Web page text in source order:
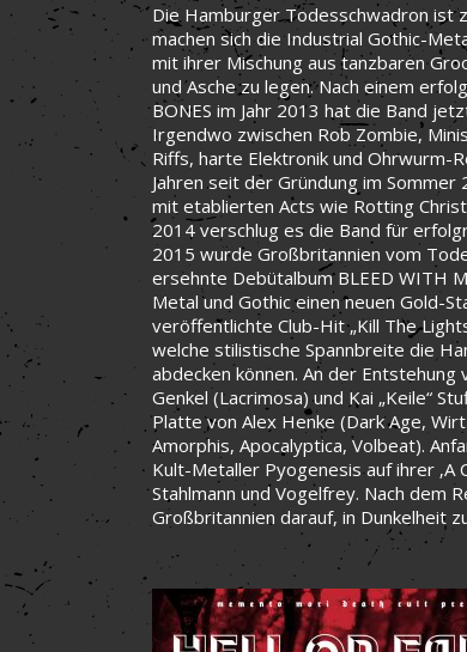
Die Hamburger Todesschwadron ist
machen sich die Industrial Gothic-
mit ihrer Mischung aus tanzbaren
und Asche zu legen. Nach einem
BONES im Jahr 2013 hat die Band
Irgendwo zwischen Rob Zombie,
Riffs, harte Elektronik und Ohrwurm-
Jahren seit der Gründung im
mit etablierten Acts wie Rotting
2014 verschlug es die Band für
2015 wurde Großbritannien vom
ersehnte Debütalbum BLEED WITH
Metal und Gothic einen neuen Gold-
veröffentlichte Club-Hit „Kill The
welche stilistische Spannbreite die
abdecken können. An der Entstehung
Genkel (Lacrimosa) und Kai „Keile“
Platte von Alex Henke (Dark Age,
Amorphis, Apocalyptica, Volbeat).
Kult-Metaller Pyogenesis auf ihrer ‚A
Stahlmann und Vogelfrey. Nach dem
Großbritannien darauf, in Dunkelheit